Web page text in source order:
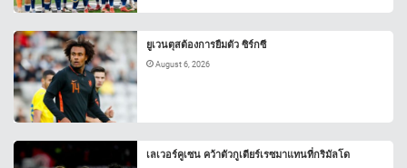
ยูเวนตุสต้องการยืมตัว ซิร์กซี
August 6, 2026
เลเวอร์คูเซน คว้าตัวกูเตียร์เรซมาแทนที่กริมัลโด